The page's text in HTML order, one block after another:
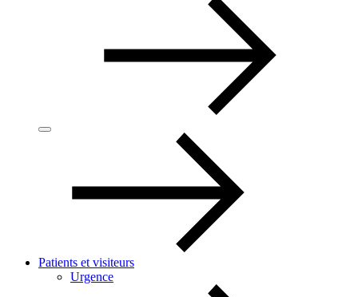
Patients et visiteurs
Urgence